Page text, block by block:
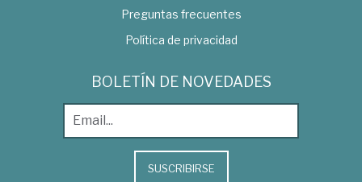
Preguntas frecuentes
Política de privacidad
BOLETÍN DE NOVEDADES
SUSCRIBIRSE